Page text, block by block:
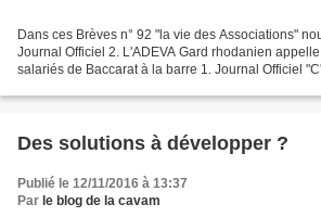
Dans ces Brèves n° 92 "la vie des Associations"
Journal Officiel 2. L'ADEVA Gard rhodanien
salariés de Baccarat à la barre 1. Journal Officiel
Des solutions à développer ?
Publié le 12/11/2016 à 13:37
Par le blog de la cavam